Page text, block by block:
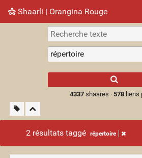
Shaarli ¦ Orangina Rouge
Nuage de tags Mur d'images
4337shaares · 578liens
2 résultats taggé répertoire